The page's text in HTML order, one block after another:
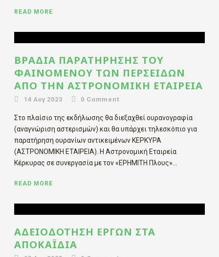
READ MORE
ΒΡΑΔΙΆ ΠΑΡΑΤΉΡΗΣΗΣ ΤΟΥ
ΦΑΙΝΟΜΈΝΟΥ ΤΩΝ ΠΕΡΣΕΊΔΩΝ
ΑΠΌ ΤΗΝ ΑΣΤΡΟΝΟΜΙΚΉ ΕΤΑΙΡΕΊΑ
14 Αυγ 2023 0 Comment
Στο πλαίσιο της εκδήλωσης θα διεξαχθεί ουρανογραφία
(αναγνώριση αστερισμών) και θα υπάρχει τηλεσκόπιο για
παρατήρηση ουρανίων αντικειμένων ΚΕΡΚΥΡΑ
(ΑΣΤΡΟΝΟΜΙΚΗ ΕΤΑΙΡΕΙΑ). Η Αστρονομική Εταιρεία
Κέρκυρας σε συνεργασία με τον «ΕΡΗΜΙΤΗ Πλους»...
READ MORE
ΑΔΕΙΟΔΌΤΗΣΗ ΈΡΓΩΝ ΣΤΑ
ΑΠΟΚΑΪ́ΔΙΑ